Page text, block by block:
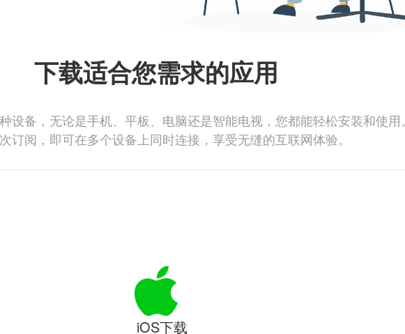
下载适合您需求的应用
设备，无论是手机、平板、电脑还是智能电视，您都能轻松安装和使用。
订阅，即可在多个设备上同时连接，享受无缝的互联网体验。
iOS下载